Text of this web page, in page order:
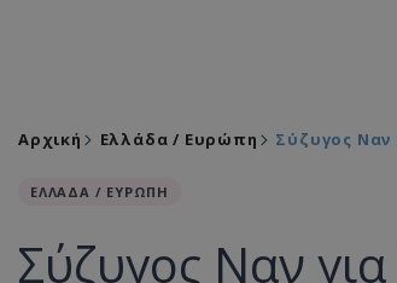
Αρχική Ελλάδα / Ευρώπη Σύζυγος Ναν
ΕΛΛΑΔΑ / ΕΥΡΩΠΗ
Σύζυγος Ναν